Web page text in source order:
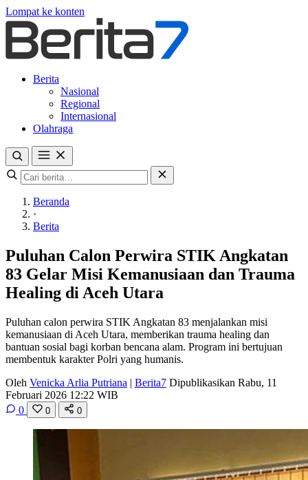
Lompat ke konten
Berita
Nasional
Regional
Internasional
Olahraga
Beranda
·
Berita
Puluhan Calon Perwira STIK Angkatan
83 Gelar Misi Kemanusiaan dan Trauma
Healing di Aceh Utara
Puluhan calon perwira STIK Angkatan 83 menjalankan misi
kemanusiaan di Aceh Utara, memberikan trauma healing dan
bantuan sosial bagi korban bencana alam. Program ini bertujuan
membentuk karakter Polri yang humanis.
Oleh Venicka Arlia Putriana | Berita7 Dipublikasikan Rabu, 11
Februari 2026 12:22 WIB
0
0 0